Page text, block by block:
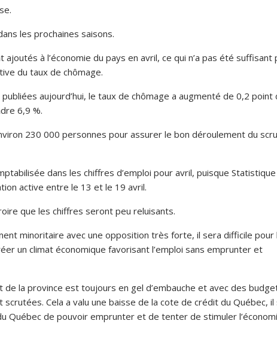
les prochaines saisons.
à l’économie du pays en avril, ce qui n’a pas été suffisant
du taux de chômage.
aujourd’hui, le taux de chômage a augmenté de 0,2 point
6,9 %.
230 000 personnes pour assurer le bon déroulement du
dans les chiffres d’emploi pour avril, puisque Statistique
active entre le 13 et le 19 avril.
que les chiffres seront peu reluisants.
minoritaire avec une opposition très forte, il sera difficile pour
un climat économique favorisant l’emploi sans emprunter et
la province est toujours en gel d’embauche et avec des
Cela a valu une baisse de la cote de crédit du Québec, il
Québec de pouvoir emprunter et de tenter de stimuler